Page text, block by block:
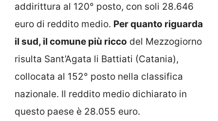
addirittura al 120° posto, con soli 28.646
euro di reddito medio. Per quanto riguarda
il sud, il comune più ricco del Mezzogiorno
risulta Sant’Agata li Battiati (Catania),
collocata al 152° posto nella classifica
nazionale. Il reddito medio dichiarato in
questo paese è 28.055 euro.